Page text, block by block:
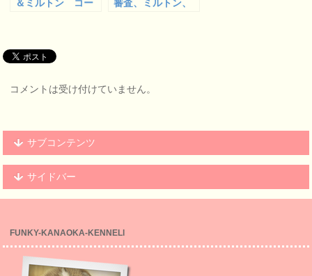
＆ミルトン コー
審査、ミルトン、
コメントは受け付けていません。
サブコンテンツ
サイドバー
FUNKY-KANAOKA-KENNELl